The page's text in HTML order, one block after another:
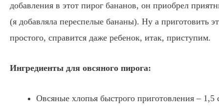
добавления в этот пирог бананов, он приобрел
(я добавляла переспелые бананы). Ну а приготовить
простого, справится даже ребенок, итак, приступим.
Ингредиенты для овсяного пирога:
Овсяные хлопья быстрого приготовления – 1,5